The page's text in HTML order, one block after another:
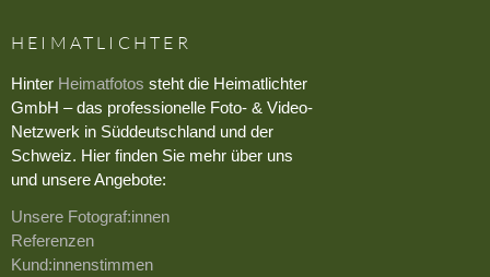
HEIMATLICHTER
Hinter Heimatfotos steht die Heimatlichter
GmbH – das professionelle Foto- & Video-
Netzwerk in Süddeutschland und der
Schweiz. Hier finden Sie mehr über uns
und unsere Angebote:
Unsere Fotograf:innen
Referenzen
Kund:innenstimmen